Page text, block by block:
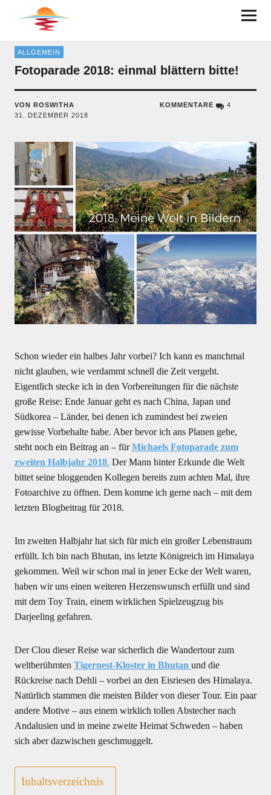
BRUDER AUF ACHSE
ALLGEMEIN
Fotoparade 2018: einmal blättern bitte!
VON ROSWITHA
31. DEZEMBER 2018
KOMMENTARE 4
Schon wieder ein halbes Jahr vorbei? Ich kann es manchmal
nicht glauben, wie verdammt schnell die Zeit vergeht.
Eigentlich stecke ich in den Vorbereitungen für die nächste
große Reise: Ende Januar geht es nach China, Japan und
Südkorea – Länder, bei denen ich zumindest bei zweien
gewisse Vorbehalte habe. Aber bevor ich ans Planen gehe,
steht noch ein Beitrag an – fürMichaels Fotoparade zum
zweiten Halbjahr 2018. Der Mann hinter Erkunde die Welt
bittet seine bloggenden Kollegen bereits zum achten Mal, ihre
Fotoarchive zu öffnen. Dem komme ich gerne nach – mit dem
letzten Blogbeitrag für 2018.
Im zweiten Halbjahr hat sich für mich ein großer Lebenstraum
erfüllt. Ich bin nach Bhutan, ins letzte Königreich im Himalaya
gekommen. Weil wir schon mal in jener Ecke der Welt waren,
haben wir uns einen weiteren Herzenswunsch erfüllt und sind
mit dem Toy Train, einem wirklichen Spielzeugzug bis
Darjeeling gefahren.
Der Clou dieser Reise war sicherlich die Wandertour zum
weltberühmten Tigernest-Kloster in Bhutan und die
Rückreise nach Dehli – vorbei an den Eisriesen des Himalaya.
Natürlich stammen die meisten Bilder von dieser Tour. Ein paar
andere Motive – aus einem wirklich tollen Abstecher nach
Andalusien und in meine zweite Heimat Schweden – haben
sich aber dazwischen geschmuggelt.
Inhaltsverzeichnis